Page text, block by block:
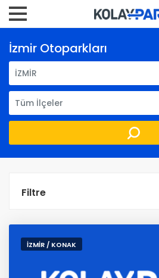
İzmir Otoparkları
İZMİR
Tüm İlçeler
Filtre
İZMİR / KONAK